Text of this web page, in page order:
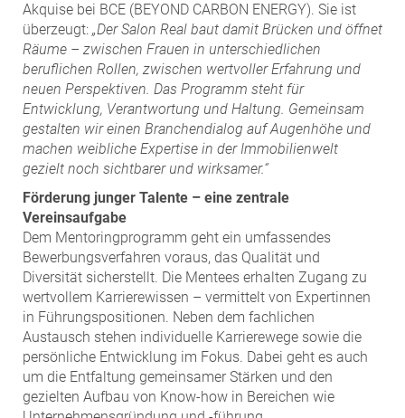
Akquise bei BCE (BEYOND CARBON ENERGY). Sie ist
überzeugt: „Der Salon Real baut damit Brücken und öffnet
Räume – zwischen Frauen in unterschiedlichen
beruflichen Rollen, zwischen wertvoller Erfahrung und
neuen Perspektiven. Das Programm steht für
Entwicklung, Verantwortung und Haltung. Gemeinsam
gestalten wir einen Branchendialog auf Augenhöhe und
machen weibliche Expertise in der Immobilienwelt
gezielt noch sichtbarer und wirksamer.“
Förderung junger Talente – eine zentrale
Vereinsaufgabe
Dem Mentoringprogramm geht ein umfassendes
Bewerbungsverfahren voraus, das Qualität und
Diversität sicherstellt. Die Mentees erhalten Zugang zu
wertvollem Karrierewissen – vermittelt von Expertinnen
in Führungspositionen. Neben dem fachlichen
Austausch stehen individuelle Karrierewege sowie die
persönliche Entwicklung im Fokus. Dabei geht es auch
um die Entfaltung gemeinsamer Stärken und den
gezielten Aufbau von Know-how in Bereichen wie